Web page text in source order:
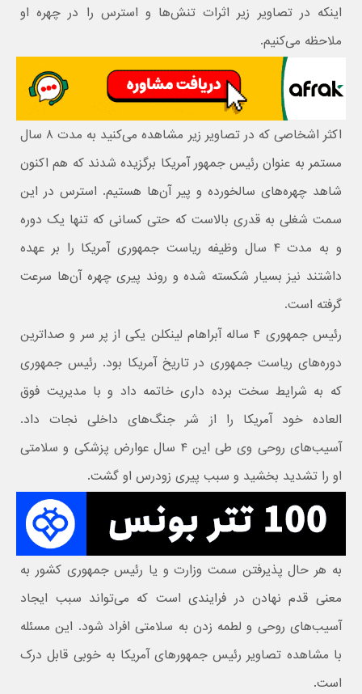
اینکه در تصاویر زیر اثرات تنش‌ها و استرس را در چهره او
ملاحظه می‌کنیم.
اکثر اشخاصی که در تصاویر زیر مشاهده می‌کنید به مدت ۸ سال
مستمر به عنوان رئیس جمهور آمریکا برگزیده شدند که هم اکنون
شاهد چهره‌های سالخورده و پیر آن‌ها هستیم. استرس در این
سمت شغلی به قدری بالاست که حتی کسانی که تنها یک دوره
و به مدت ۴ سال وظیفه ریاست جمهوری آمریکا را بر عهده
داشتند نیز بسیار شکسته شده و روند پیری چهره آن‌ها سرعت
گرفته است.
رئیس جمهوری ۴ ساله آبراهام لینکلن یکی از پر سر و صداترین
دوره‌های ریاست جمهوری در تاریخ آمریکا بود. رئیس جمهوری
که به شرایط سخت برده داری خاتمه داد و با مدیریت فوق
العاده خود آمریکا را از شر جنگ‌های داخلی نجات داد.
آسیب‌های روحی وی طی این ۴ سال عوارض پزشکی و سلامتی
او را تشدید بخشید و سبب پیری زودرس او گشت.
به هر حال پذیرفتن سمت وزارت و یا رئیس جمهوری کشور به
معنی قدم نهادن در فرایندی است که می‌تواند سبب ایجاد
آسیب‌های روحی و لطمه زدن به سلامتی افراد شود. این مسئله
با مشاهده تصاویر رئیس جمهورهای آمریکا به خوبی قابل درک
است.